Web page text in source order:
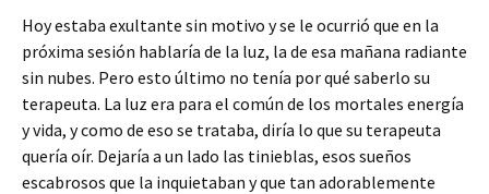
Hoy estaba exultante sin motivo y se le ocurrió que en la
próxima sesión hablaría de la luz, la de esa mañana radiante
sin nubes. Pero esto último no tenía por qué saberlo su
terapeuta. La luz era para el común de los mortales energía
y vida, y como de eso se trataba, diría lo que su terapeuta
quería oír. Dejaría a un lado las tinieblas, esos sueños
escabrosos que la inquietaban y que tan adorablemente